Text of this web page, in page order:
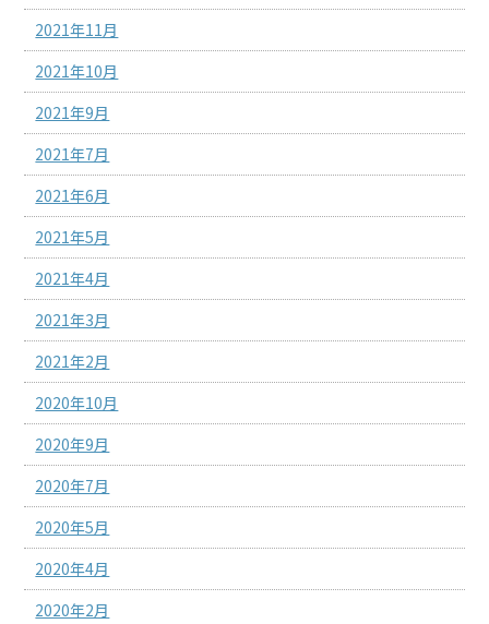
2021年11月
2021年10月
2021年9月
2021年7月
2021年6月
2021年5月
2021年4月
2021年3月
2021年2月
2020年10月
2020年9月
2020年7月
2020年5月
2020年4月
2020年2月